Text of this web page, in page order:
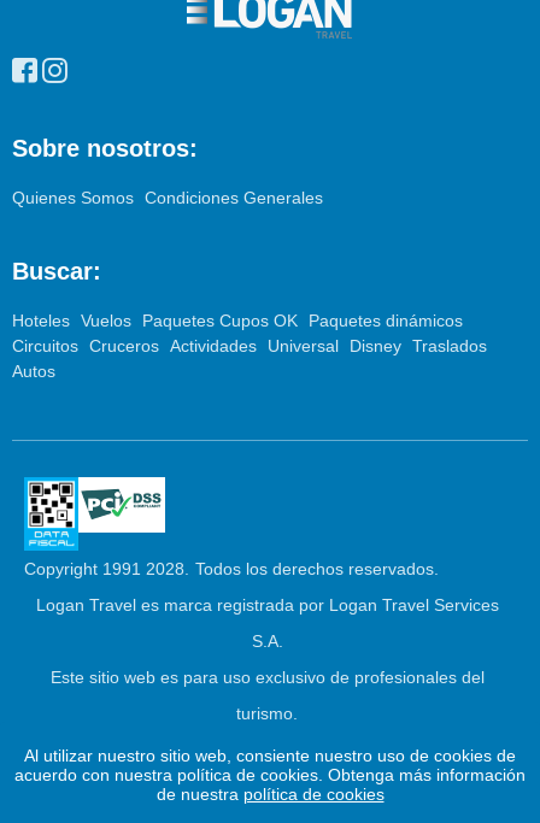
de
Sobre nosotros:
Quienes Somos Condiciones Generales
Buscar:
Hoteles Vuelos Paquetes Cupos OK
Paquetes dinámicos
Circuitos Cruceros Actividades Universal Disney Traslados
Autos
Copyright 1991 2028.
Todos los derechos reservados.
Logan Travel es marca registrada por Logan Travel Services
S.A.
Este sitio web es para uso exclusivo de profesionales del
turismo.
2026 © Logan TravelPowered byJuniper Este
Al utilizar nuestro sitio web, consiente nuestro uso de cookies de
acuerdo con nuestra política de cookies. Obtenga más información
de nuestra política de cookies